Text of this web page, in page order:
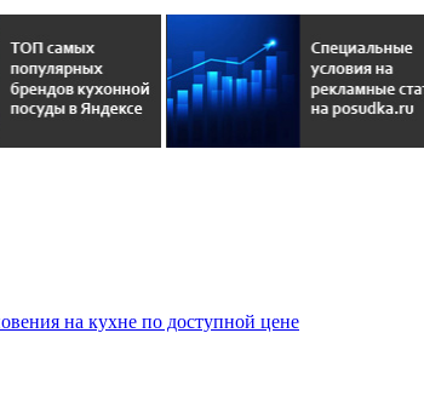
на кухне по доступной цене